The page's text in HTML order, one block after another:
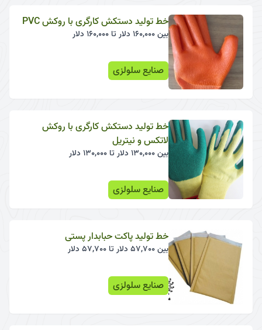
خط تولید دستکش کارگری با روکش PVC
بین 160,000 دلار تا 160,000 دلار
صنایع سلولزی
خط تولید دستکش کارگری با روکش
لاتکس و نیتریل
بین 130,000 دلار تا 130,000 دلار
صنایع سلولزی
خط تولید پاکت حبابدار پستی
بین 57,700 دلار تا 57,700 دلار
صنایع سلولزی